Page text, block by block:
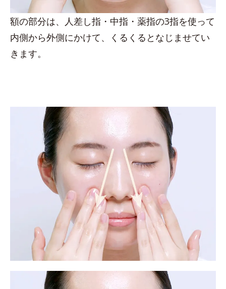
額の部分は、人差し指・中指・薬指の3指を使って
内側から外側にかけて、くるくるとなじませてい
きます。